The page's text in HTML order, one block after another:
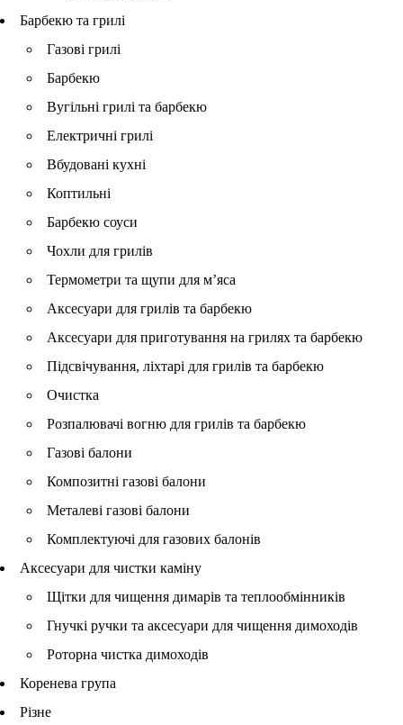
Барбекю та грилі
Газові грилі
Барбекю
Вугільні грилі та барбекю
Електричні грилі
Вбудовані кухні
Коптильні
Барбекю соуси
Чохли для грилів
Термометри та щупи для м’яса
Аксесуари для грилів та барбекю
Аксесуари для приготування на грилях та барбекю
Підсвічування, ліхтарі для грилів та барбекю
Очистка
Розпалювачі вогню для грилів та барбекю
Газові балони
Композитні газові балони
Металеві газові балони
Комплектуючі для газових балонів
Аксесуари для чистки каміну
Щітки для чищення димарів та теплообмінників
Гнучкі ручки та аксесуари для чищення димоходів
Роторна чистка димоходів
Коренева група
Різне